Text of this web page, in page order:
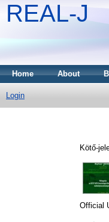
REAL-J
Home About
Login
Kötő-
Official